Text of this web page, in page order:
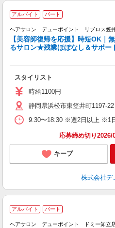
アルバイト パート
ヘアサロン デューポイント リブロス笠
【美容師復帰を応援】時短OK｜
るサロン★残業ほぼなし＆サポー
スタイリスト
時給1100円
静岡県浜松市東笠井町1197-
9:30〜18:30 ※週2日以上 ※1
応募締め切り2026/
キープ
株式会社デ
アルバイト パート
ヘアサロン デューポイント ドミー知立